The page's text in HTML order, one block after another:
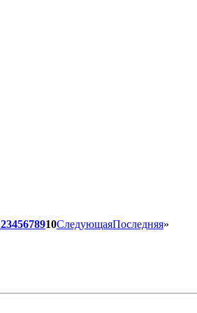
2345678910СледующаяПоследняя»